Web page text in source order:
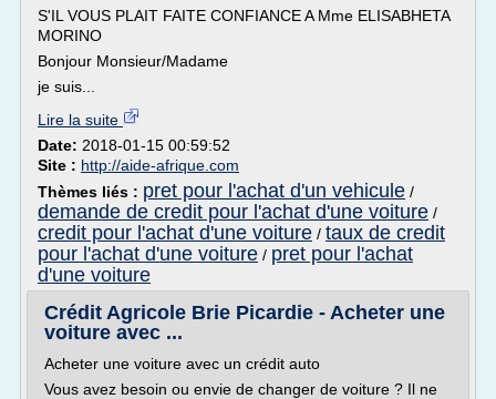
S'IL VOUS PLAIT FAITE CONFIANCE A Mme ELISABHETA
MORINO
Bonjour Monsieur/Madame
je suis...
Lire la suite
Date: 2018-01-15 00:59:52
Site : http://aide-afrique.com
Thèmes liés : pret pour l'achat d'un vehicule /
demande de credit pour l'achat d'une voiture /
credit pour l'achat d'une voiture / taux de credit
pour l'achat d'une voiture / pret pour l'achat
d'une voiture
Crédit Agricole Brie Picardie - Acheter une
voiture avec ...
Acheter une voiture avec un crédit auto
Vous avez besoin ou envie de changer de voiture ? Il ne